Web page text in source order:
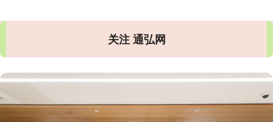
关注 通弘网